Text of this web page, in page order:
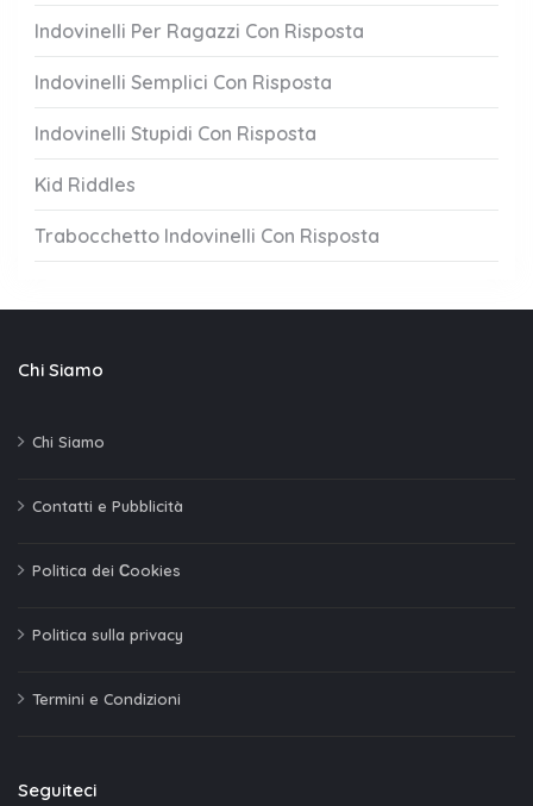
Indovinelli Per Ragazzi Con Risposta
Indovinelli Semplici Con Risposta
Indovinelli Stupidi Con Risposta
Kid Riddles
Trabocchetto Indovinelli Con Risposta
Chi Siamo
Chi Siamo
Contatti e Pubblicità
Politica dei Сookies
Politica sulla privacy
Termini e Condizioni
Seguiteci